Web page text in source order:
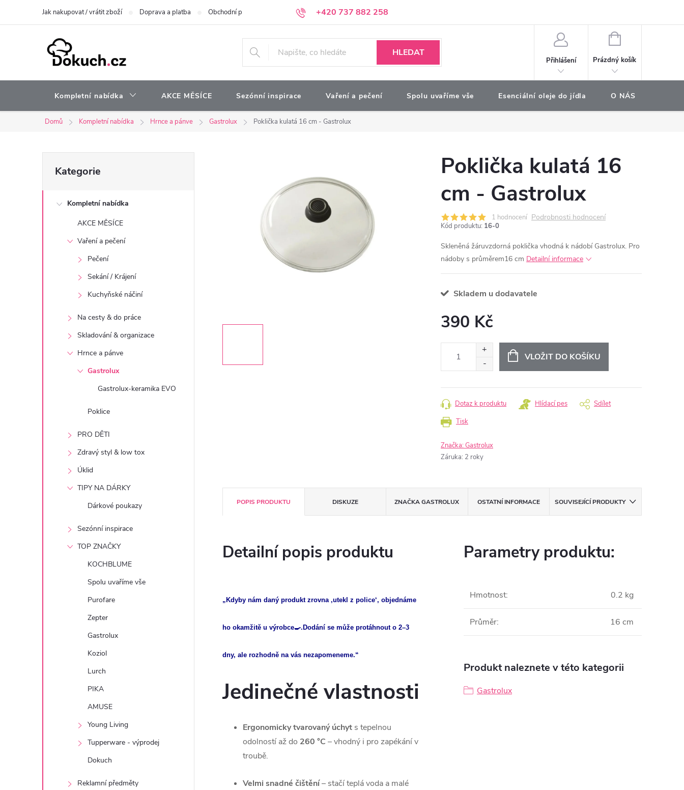
+420 737 882 258
Jak nakupovat / vrátit zboží Doprava a platba Obchodní podmínky Podmínky ochrany osobních údajů
HLEDAT
Přihlášení
NÁKUPNÍ
Prázdný košík
Kompletní nabídka AKCE MĚSÍCE Sezónní inspirace Vaření a pečení Spolu uvaříme vše Esenciální oleje do jídla O NÁS
Domů Kompletní nabídka Hrnce a pánve Gastrolux Poklička kulatá 16 cm - Gastrolux
o
kategorie
Kategorie
Kompletní nabídka
AKCE MĚSÍCE
Vaření a pečení
Pečení
Sekání / Krájení
Kuchyňské náčiní
Na cesty & do práce
Skladování & organizace
Hrnce a pánve
Gastrolux
Gastrolux-keramika EVO
Poklice
PRO DĚTI
Zdravý styl & low tox
Úklid
TIPY NA DÁRKY
Dárkové poukazy
Sezónní inspirace
TOP ZNAČKY
KOCHBLUME
Spolu uvaříme vše
Purofare
Zepter
Gastrolux
Koziol
Lurch
PIKA
AMUSE
Young Living
Tupperware - výprodej
Dokuch
Reklamní předměty
Poklička kulatá 16
cm - Gastrolux
1 hodnocení Podrobnosti hodnocení
Kód produktu: 16-0
Skleněná žáruvzdorná poklička vhodná k nádobí Gastrolux. Pro
nádoby s průměrem16 cm Detailní informace
Skladem u dodavatele
390 Kč
VLOŽIT DO KOŠÍKU
Tisk
Dotaz k produktu Hlídací pes Sdílet
Značka:Gastrolux
Záruka: 2 roky
POPIS PRODUKTU DISKUZE ZNAČKAGASTROLUX OSTATNÍ INFORMACE SOUVISEJÍCÍ PRODUKTY
Detailní popis produktu
„Kdyby nám daný produkt zrovna ‚utekl z police‘, objednáme
ho okamžitě u výrobce🍳.Dodání se může protáhnout o 2–3
dny, ale rozhodně na vás nezapomeneme.“
Jedinečné vlastnosti
Ergonomicky tvarovaný úchyt s tepelnou
odolností až do 260 °C – vhodný i pro zapékání v
troubě.
Velmi snadné čištění– stačí teplá voda a malé
Parametry produktu:
Hmotnost: 0.2 kg
Průměr: 16 cm
Produkt naleznete v této kategorii
Gastrolux